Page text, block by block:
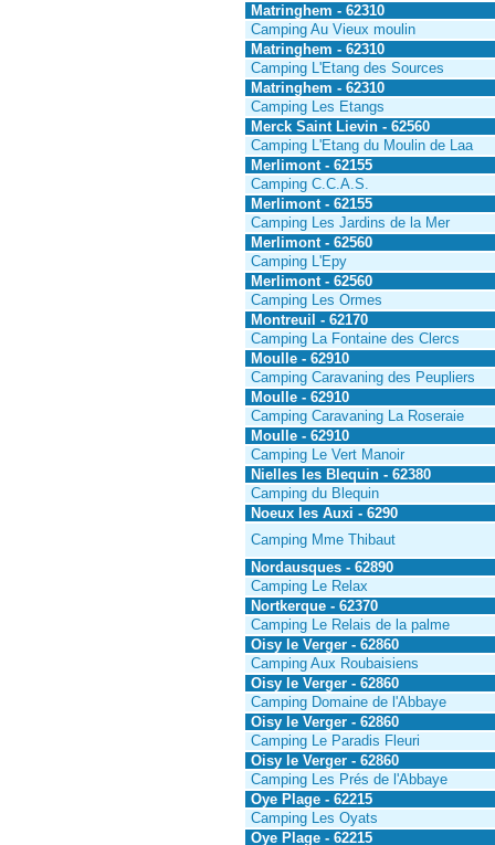
Matringhem - 62310
Camping Au Vieux moulin
Matringhem - 62310
Camping L'Etang des Sources
Matringhem - 62310
Camping Les Etangs
Merck Saint Lievin - 62560
Camping L'Etang du Moulin de Laa
Merlimont - 62155
Camping C.C.A.S.
Merlimont - 62155
Camping Les Jardins de la Mer
Merlimont - 62560
Camping L'Epy
Merlimont - 62560
Camping Les Ormes
Montreuil - 62170
Camping La Fontaine des Clercs
Moulle - 62910
Camping Caravaning des Peupliers
Moulle - 62910
Camping Caravaning La Roseraie
Moulle - 62910
Camping Le Vert Manoir
Nielles les Blequin - 62380
Camping du Blequin
Noeux les Auxi - 6290
Camping Mme Thibaut
Nordausques - 62890
Camping Le Relax
Nortkerque - 62370
Camping Le Relais de la palme
Oisy le Verger - 62860
Camping Aux Roubaisiens
Oisy le Verger - 62860
Camping Domaine de l'Abbaye
Oisy le Verger - 62860
Camping Le Paradis Fleuri
Oisy le Verger - 62860
Camping Les Prés de l'Abbaye
Oye Plage - 62215
Camping Les Oyats
Oye Plage - 62215